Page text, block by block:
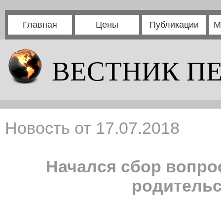
Главная Цены Публикации
ВЕСТНИК
Новость от 17.07.2018
Начался сбор